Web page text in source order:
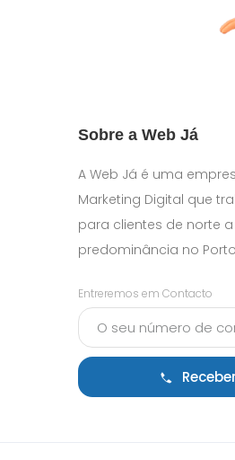
Sobre a Web Já
A Web Já é uma
Marketing Digital que
para clientes de norte
predominância no
Entreremos em Contacto